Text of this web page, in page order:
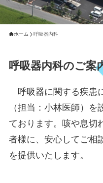
ホーム 呼吸器内科
呼吸器内科のご案
呼吸器に関する疾患
（担当：小林医師）
ております。咳や息切
者様に、安心してご相
を提供いたします。